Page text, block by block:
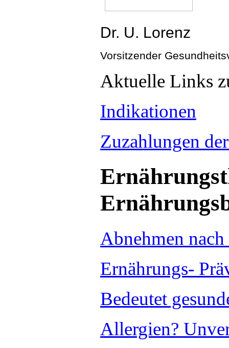
Dr. U. Lorenz
Vorsitzender
Aktuelle Links
Indikationen
Zuzahlungen
Abnehmen
Ernährungs-
Bedeutet
Allergien?